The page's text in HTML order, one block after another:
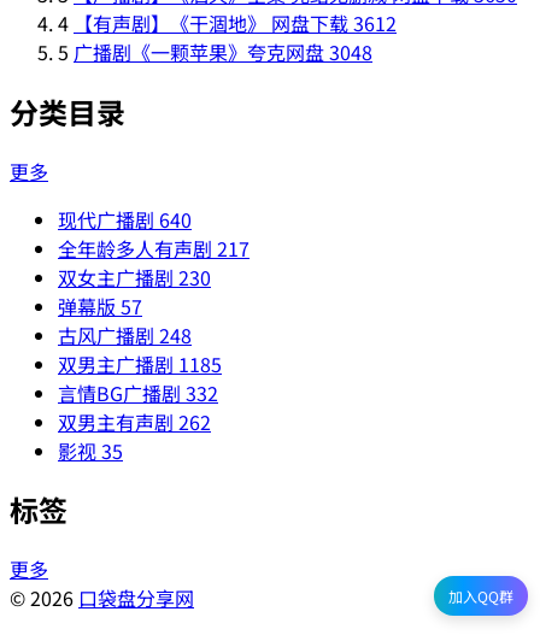
4 【有声剧】《干涸地》 网盘下载3612
5 广播剧《一颗苹果》夸克网盘3048
分类目录
更多
现代广播剧 640
全年龄多人有声剧 217
双女主广播剧 230
弹幕版 57
古风广播剧 248
双男主广播剧 1185
言情BG广播剧 332
双男主有声剧 262
影视35
标签
更多
© 2026 口袋盘分享网 加入QQ群